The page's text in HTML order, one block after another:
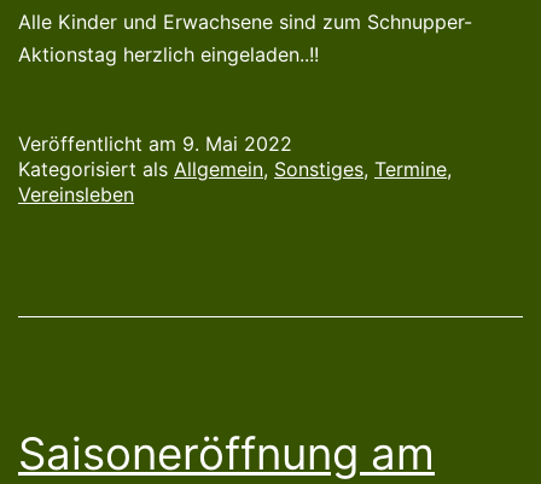
Alle Kinder und Erwachsene sind zum Schnupper-
Aktionstag herzlich eingeladen..!!
Veröffentlicht am 9. Mai 2022
Kategorisiert als Allgemein, Sonstiges, Termine,
Vereinsleben
Saisoneröffnung am